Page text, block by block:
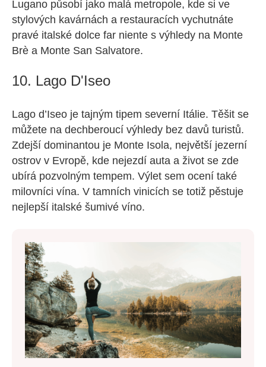
Lugano působí jako malá metropole, kde si ve
stylových kavárnách a restauracích vychutnáte
pravé italské dolce far niente s výhledy na Monte
Brè a Monte San Salvatore.
10. Lago D'Iseo
Lago d’Iseo je tajným tipem severní Itálie. Těšit se
můžete na dechberoucí výhledy bez davů turistů.
Zdejší dominantou je Monte Isola, největší jezerní
ostrov v Evropě, kde nejezdí auta a život se zde
ubírá pozvolným tempem. Výlet sem ocení také
milovníci vína. V tamních vinicích se totiž pěstuje
nejlepší italské šumivé víno.